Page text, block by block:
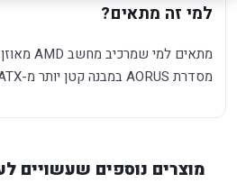
למי זה מתאים?
מסדרת AORUS במבנה קטן יותר מ-ATX מלא.
מוצרים נוספים שעשויים